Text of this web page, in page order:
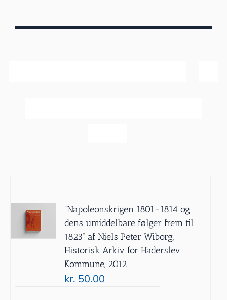
”Napoleonskrigen 1801-1814 og
dens umiddelbare følger frem til
1823” af Niels Peter Wiborg,
Historisk Arkiv for Haderslev
Kommune, 2012
kr. 50.00